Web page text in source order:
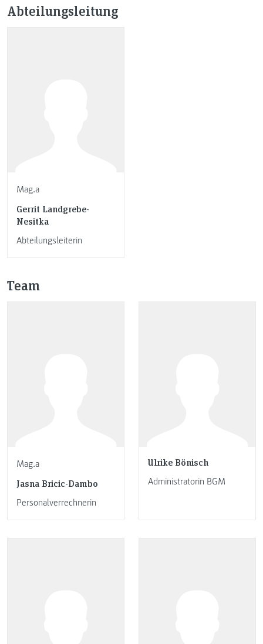
Abteilungsleitung
Mag.a
Gerrit Landgrebe-
Nesitka
Abteilungsleiterin
Team
Mag.a
Jasna Bricic-Dambo
Personalverrechnerin
Ulrike Bönisch
Administratorin BGM